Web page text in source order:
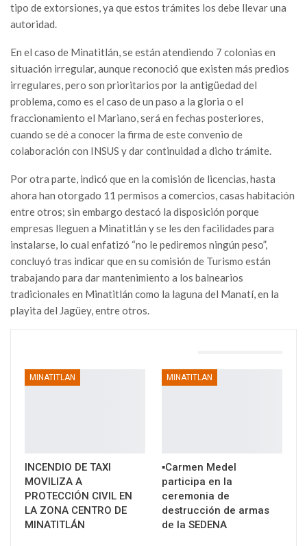
tipo de extorsiones, ya que estos trámites los debe llevar una
autoridad.
En el caso de Minatitlán, se están atendiendo 7 colonias en
situación irregular, aunque reconoció que existen más predios
irregulares, pero son prioritarios por la antigüedad del
problema, como es el caso de un paso a la gloria o el
fraccionamiento el Mariano, será en fechas posteriores,
cuando se dé a conocer la firma de este convenio de
colaboración con INSUS y dar continuidad a dicho trámite.
Por otra parte, indicó que en la comisión de licencias, hasta
ahora han otorgado 11 permisos a comercios, casas habitación
entre otros; sin embargo destacó la disposición porque
empresas lleguen a Minatitlán y se les den facilidades para
instalarse, lo cual enfatizó “no le pediremos ningún peso”,
concluyó tras indicar que en su comisión de Turismo están
trabajando para dar mantenimiento a los balnearios
tradicionales en Minatitlán como la laguna del Manatí, en la
playita del Jagüey, entre otros.
MINATITLAN
INCENDIO DE TAXI
MOVILIZA A
PROTECCIÓN CIVIL EN
LA ZONA CENTRO DE
MINATITLÁN
MINATITLAN
▪️Carmen Medel
participa en la
ceremonia de
destrucción de armas
de la SEDENA